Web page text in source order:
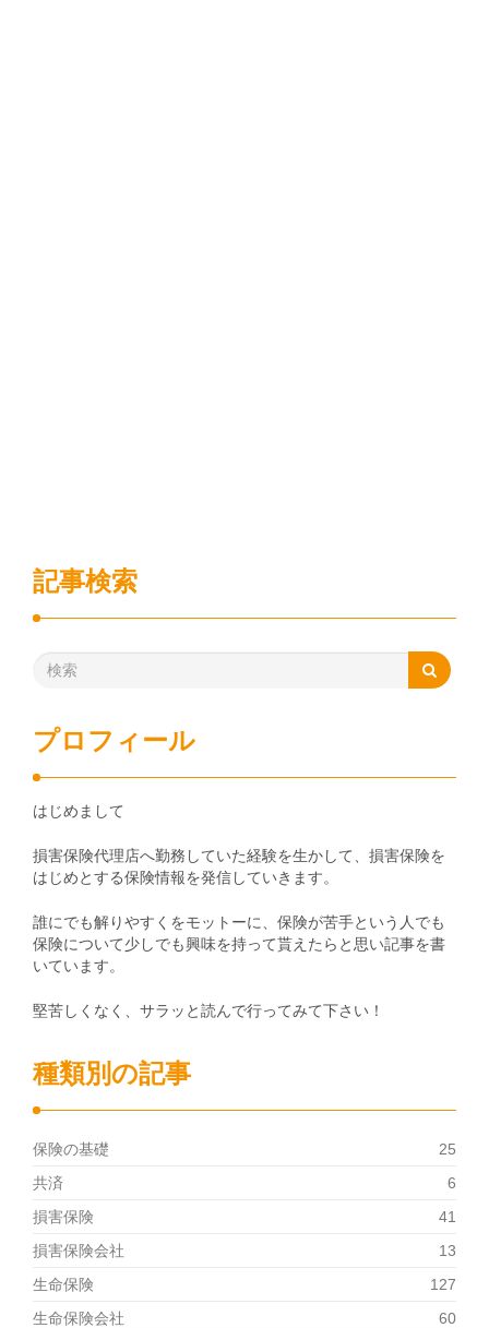
記事検索
プロフィール
はじめまして
損害保険代理店へ勤務していた経験を生かして、損害保険を
はじめとする保険情報を発信していきます。
誰にでも解りやすくをモットーに、保険が苦手という人でも
保険について少しでも興味を持って貰えたらと思い記事を書
いています。
堅苦しくなく、サラッと読んで行ってみて下さい！
種類別の記事
保険の基礎
25
共済
6
損害保険
41
損害保険会社
13
生命保険
127
生命保険会社
60